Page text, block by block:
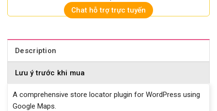
Chat hỗ trợ trực tuyến
Description
Lưu ý trước khi mua
A comprehensive store locator plugin for WordPress using
Google Maps.